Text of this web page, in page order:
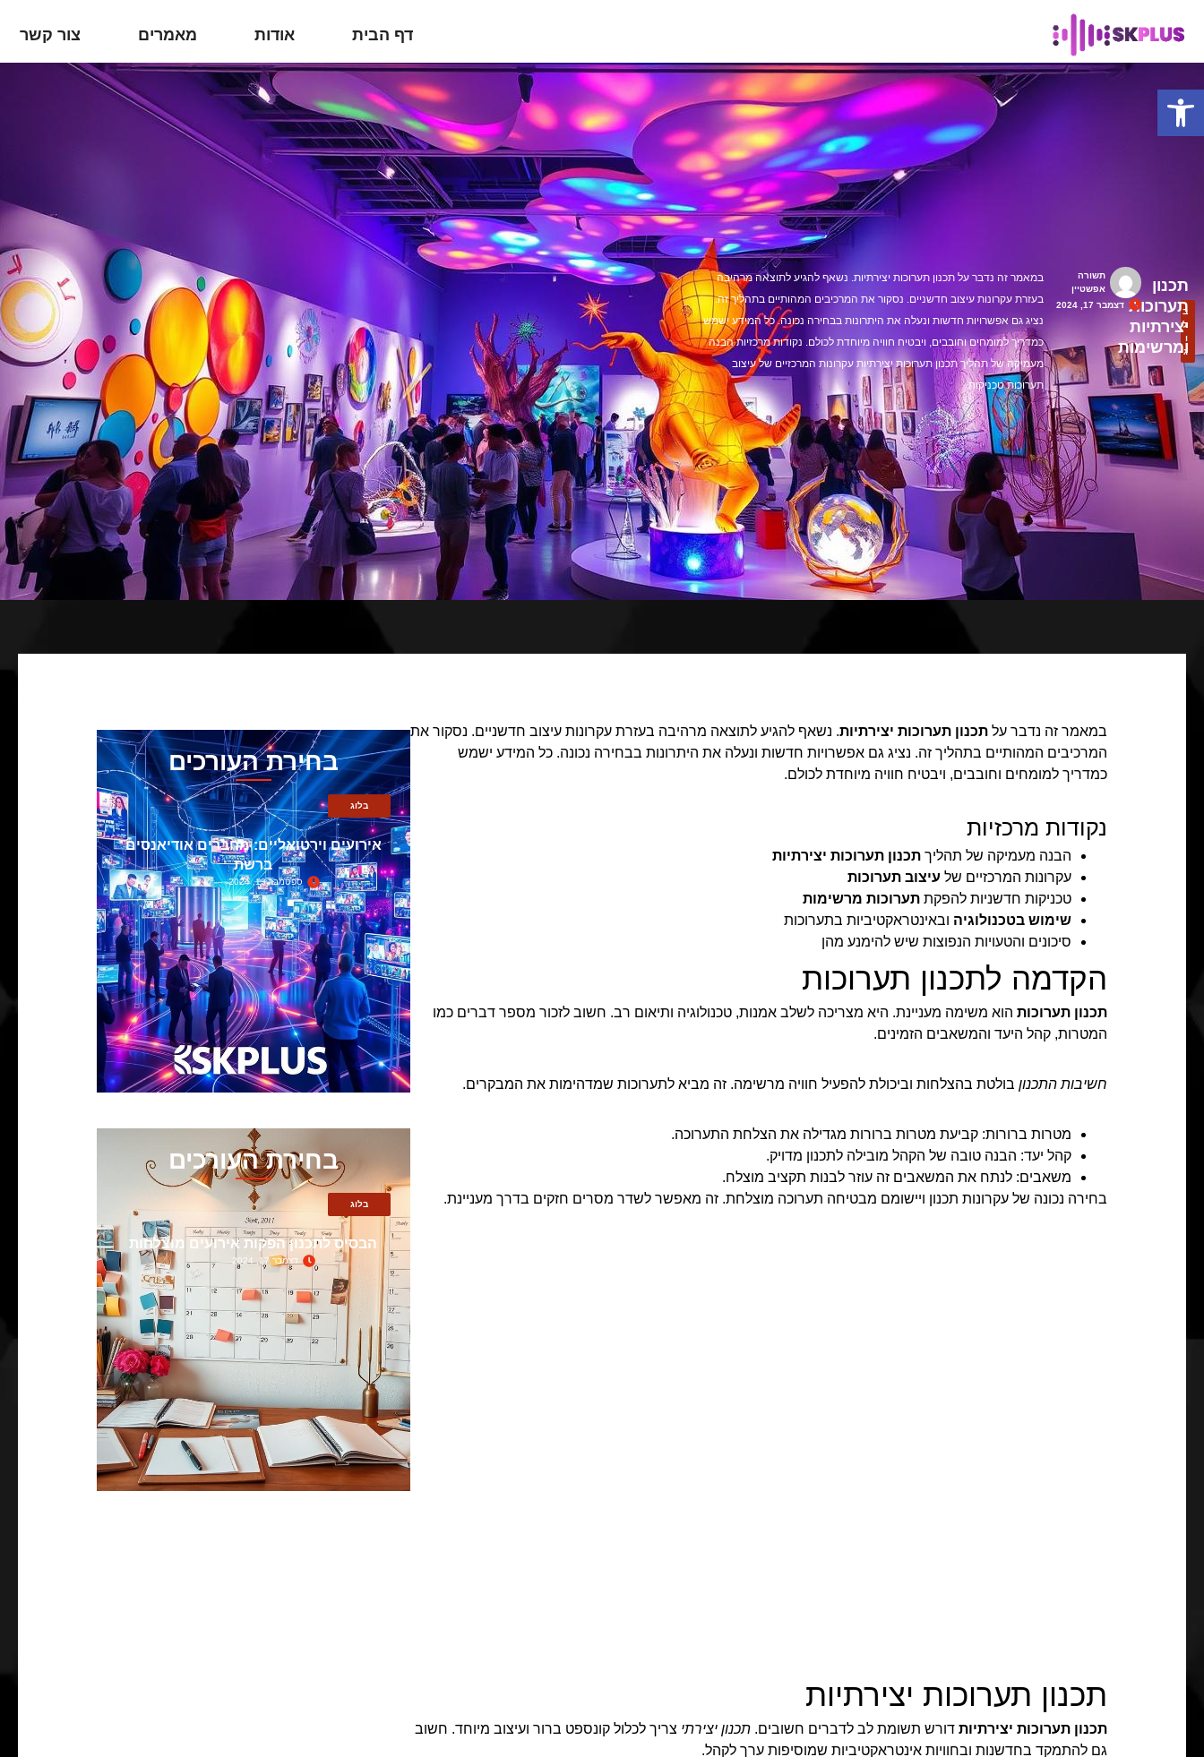
דף הבית אודות מאמרים צור קשר
ב
ל
ו
ג
תכנון
תערוכות
יצירתיות
ומרשימות
תשורה
אפשטיין
דצמבר 17, 2024
במאמר זה נדבר על תכנון תערוכות יצירתיות. נשאף להגיע לתוצאה מרהיבה
בעזרת עקרונות עיצוב חדשניים. נסקור את המרכיבים המהותיים בתהליך זה.
נציג גם אפשרויות חדשות ונעלה את היתרונות בבחירה נכונה. כל המידע ישמש
כמדריך למומחים וחובבים, ויבטיח חוויה מיוחדת לכולם. נקודות מרכזיות הבנה
מעמיקה של תהליך תכנון תערוכות יצירתיות עקרונות המרכזיים של עיצוב
תערוכות טכניקות
במאמר זה נדבר על תכנון תערוכות יצירתיות. נשאף להגיע לתוצאה מרהיבה בעזרת עקרונות עיצוב חדשניים. נסקור את
המרכיבים המהותיים בתהליך זה. נציג גם אפשרויות חדשות ונעלה את היתרונות בבחירה נכונה. כל המידע ישמש
כמדריך למומחים וחובבים, ויבטיח חוויה מיוחדת לכולם.
נקודות מרכזיות
הבנה מעמיקה של תהליך תכנון תערוכות יצירתיות
עקרונות המרכזיים של עיצוב תערוכות
טכניקות חדשניות להפקת תערוכות מרשימות
שימוש בטכנולוגיה ובאינטראקטיביות בתערוכות
סיכונים והטעויות הנפוצות שיש להימנע מהן
הקדמה לתכנון תערוכות
תכנון תערוכות הוא משימה מעניינת. היא מצריכה לשלב אמנות, טכנולוגיה ותיאום רב. חשוב לזכור מספר דברים כמו
המטרות, קהל היעד והמשאבים הזמינים.
חשיבות התכנון בולטת בהצלחות וביכולת להפעיל חוויה מרשימה. זה מביא לתערוכות שמדהימות את המבקרים.
מטרות ברורות: קביעת מטרות ברורות מגדילה את הצלחת התערוכה.
קהל יעד: הבנה טובה של הקהל מובילה לתכנון מדויק.
משאבים: לנתח את המשאבים זה עוזר לבנות תקציב מוצלח.
בחירה נכונה של עקרונות תכנון ויישומם מבטיחה תערוכה מוצלחת. זה מאפשר לשדר מסרים חזקים בדרך מעניינת.
תכנון תערוכות יצירתיות
תכנון תערוכות יצירתיות דורש תשומת לב לדברים חשובים. תכנון יצירתי צריך לכלול קונספט ברור ועיצוב מיוחד. חשוב
גם להתמקד בחדשנות ובחוויות אינטראקטיביות שמוסיפות ערך לקהל.
בחירת העורכים
בלוג
אירועים וירטואליים: מחברים אודיאנסים
ברשת
ספטמבר 13, 2024
בחירת העורכים
בלוג
הבסיס לתכנון הפקות אירועים מוצלחות
דצמבר 17, 2024
פתח סרגל נגישות